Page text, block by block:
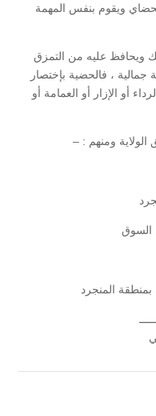
ويقوم بنفس المهمة
ويحافظ عليه من التمزق
، فالحضية بإختصار
أو الإزار أو العمامة أو
ومنهم : –